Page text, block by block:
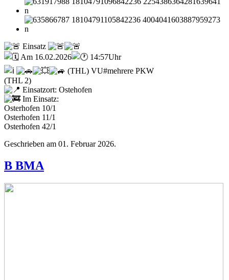
Einsatz
Am 16.02.2026
14:57Uhr
(THL) VU#mehrere PKW
(THL 2)
Einsatzort: Ostehofen
Im Einsatz:
Osterhofen 10/1
Osterhofen 11/1
Osterhofen 42/1
Geschrieben am 01. Februar 2026.
B BMA